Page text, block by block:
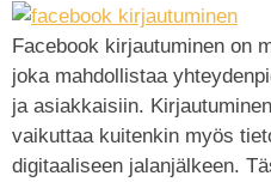
Facebook kirjautuminen on
joka mahdollistaa
ja asiakkaisiin.
vaikuttaa kuitenkin myös
digitaaliseen jalanjälkeen.